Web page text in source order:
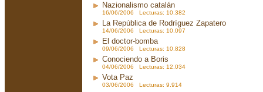
Nazionalismo catalán
16/06/2006 Lecturas: 10.382
La República de Rodríguez Zapatero
14/06/2006 Lecturas: 10.097
El doctor-bomba
09/06/2006 Lecturas: 10.828
Conociendo a Boris
04/06/2006 Lecturas: 12.034
Vota Paz
03/06/2006 Lecturas: 9.914